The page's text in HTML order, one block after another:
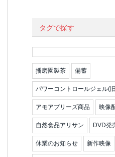
タグで探す
播磨園製茶 備蓄
パワーコントロールジェル(
アモアプリーズ商品 映像
自然食品アリサン DVD発
休業のお知らせ 新作映像